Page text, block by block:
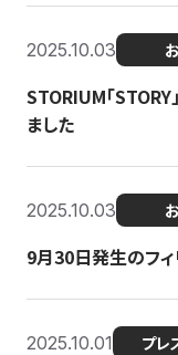
2025.10.03
STORIUM「
ました
2025.10.03
9月30日発生のフ
2025.10.01 プレ